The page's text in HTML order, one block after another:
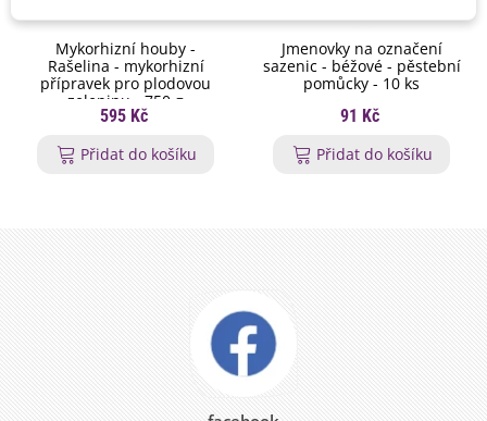
Mykorhizní houby -
Rašelina - mykorhizní
přípravek pro plodovou
zeleninu - 750 g
595 Kč
Přidat do košíku
Jmenovky na označení
sazenic - béžové - pěstební
pomůcky - 10 ks
91 Kč
Přidat do košíku